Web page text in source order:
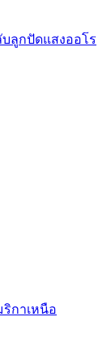
บลูกปัดแสงออโร
กาเหนือ